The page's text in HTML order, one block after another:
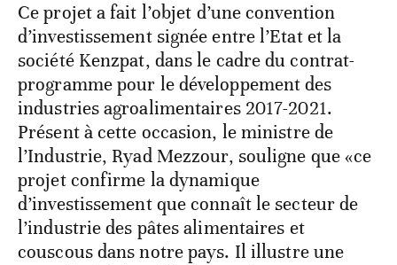
Ce projet a fait l’objet d’une convention
d’investissement signée entre l’Etat et la
société Kenzpat, dans le cadre du contrat-
programme pour le développement des
industries agroalimentaires 2017-2021.
Présent à cette occasion, le ministre de
l’Industrie, Ryad Mezzour, souligne que «ce
projet confirme la dynamique
d’investissement que connaît le secteur de
l’industrie des pâtes alimentaires et
couscous dans notre pays. Il illustre une